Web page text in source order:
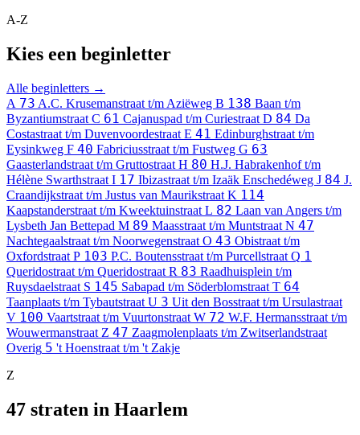
A-Z
Kies een beginletter
Alle beginletters →
A 73 A.C. Krusemanstraat t/m Aziëweg B 138 Baan t/m
Byzantiumstraat C 61 Cajanuspad t/m Curiestraat D 84 Da
Costastraat t/m Duvenvoordestraat E 41 Edinburghstraat t/m
Eysinkweg F 40 Fabriciusstraat t/m Fustweg G 63
Gaasterlandstraat t/m Gruttostraat H 80 H.J. Habrakenhof t/m
Hélène Swarthstraat I 17 Ibizastraat t/m Izaäk Enschedéweg J 84 J.
Craandijkstraat t/m Justus van Maurikstraat K 114
Kaapstanderstraat t/m Kweektuinstraat L 82 Laan van Angers t/m
Lysbeth Jan Bettepad M 89 Maasstraat t/m Muntstraat N 47
Nachtegaalstraat t/m Noorwegenstraat O 43 Obistraat t/m
Oxfordstraat P 103 P.C. Boutensstraat t/m Purcellstraat Q 1
Queridostraat t/m Queridostraat R 83 Raadhuisplein t/m
Ruysdaelstraat S 145 Sabapad t/m Söderblomstraat T 64
Taanplaats t/m Tybautstraat U 3 Uit den Bosstraat t/m Ursulastraat
V 100 Vaartstraat t/m Vuurtonstraat W 72 W.F. Hermansstraat t/m
Wouwermanstraat Z 47 Zaagmolenplaats t/m Zwitserlandstraat
Overig 5 't Hoenstraat t/m 't Zakje
Z
47 straten in Haarlem